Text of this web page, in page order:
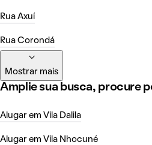
Rua Axuí
Rua Corondá
Mostrar mais
Amplie sua busca, procure
Alugar em Vila Dalila
Alugar em Vila Nhocuné